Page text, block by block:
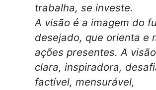
trabalha, se investe.
A visão é a imagem do
desejado, que orienta e
ações presentes. A
clara, inspiradora,
factível, mensurável,